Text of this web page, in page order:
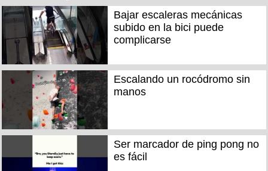
Bajar escaleras mecánicas
subido en la bici puede
complicarse
Escalando un rocódromo sin
manos
Ser marcador de ping pong no
es fácil